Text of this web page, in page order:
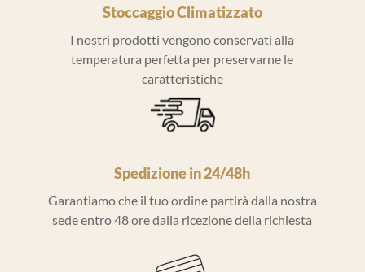
Stoccaggio Climatizzato
I nostri prodotti vengono conservati alla
temperatura perfetta per preservarne le
caratteristiche
Spedizione in 24/48h
Garantiamo che il tuo ordine partirà dalla nostra
sede entro 48 ore dalla ricezione della richiesta